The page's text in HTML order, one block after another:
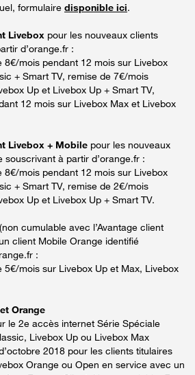
formulaire disponible ici.
Livebox pour les nouveaux clients
d’orange.fr :
8€/mois pendant 12 mois sur Livebox
+ Smart TV, remise de 7€/mois
Up et Livebox Up + Smart TV,
12 mois sur Livebox Max et Livebox
Livebox + Mobile pour les nouveaux
souscrivant à partir d’orange.fr :
8€/mois pendant 12 mois sur Livebox
+ Smart TV, remise de 2€/mois
Up et Livebox Up + Smart TV.
(non cumulable avec l’Avantage client
client Mobile Orange identifié
:
5€/mois sur Livebox Up et Max, Livebox
Orange
le 2e accès internet Série Spéciale
Livebox Up ou Livebox Max
2018 pour les clients titulaires
Orange ou Open en service avec un